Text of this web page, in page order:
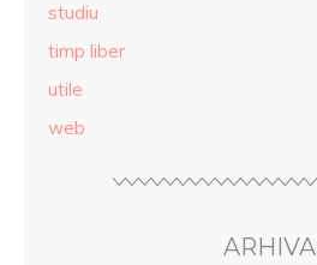
studiu
timp liber
utile
web
ARHIVA